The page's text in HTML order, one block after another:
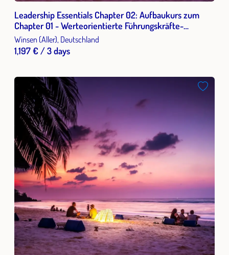
Leadership Essentials Chapter 02: Aufbaukurs zum
Chapter 01 - Werteorientierte Führungskräfte-
Qualifizierung
Winsen (Aller), Deutschland
1,197 € / 3 days